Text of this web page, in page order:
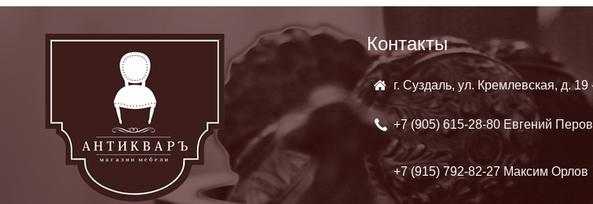
Контакты
г. Суздаль, ул. Кремлевская, д. 19
+7 (905)615-28-80 Евгений Перов
+7 (915) 792-82-27 Максим Орлов